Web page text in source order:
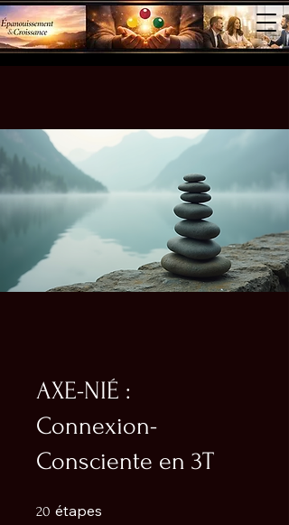
AXE-NIÉ :
Connexion-
Consciente en 3T
20 étapes